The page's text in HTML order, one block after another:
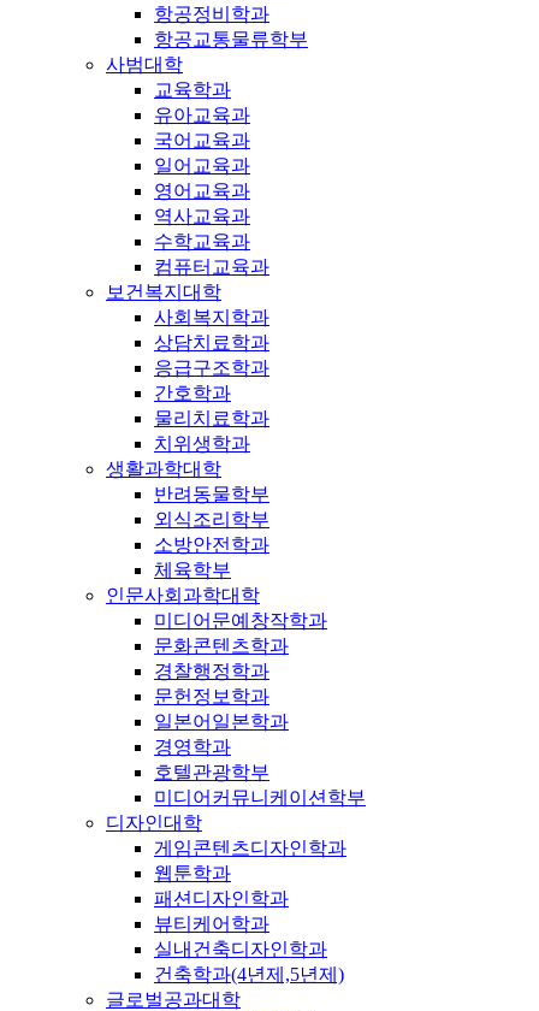
항공정비학과
항공교통물류학부
사범대학
교육학과
유아교육과
국어교육과
일어교육과
영어교육과
역사교육과
수학교육과
컴퓨터교육과
보건복지대학
사회복지학과
상담치료학과
응급구조학과
간호학과
물리치료학과
치위생학과
생활과학대학
반려동물학부
외식조리학부
소방안전학과
체육학부
인문사회과학대학
미디어문예창작학과
문화콘텐츠학과
경찰행정학과
문헌정보학과
일본어일본학과
경영학과
호텔관광학부
미디어커뮤니케이션학부
디자인대학
게임콘텐츠디자인학과
웹툰학과
패션디자인학과
뷰티케어학과
실내건축디자인학과
건축학과(4년제,5년제)
글로벌공과대학